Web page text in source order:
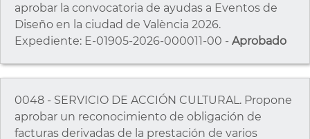
aprobar la convocatoria de ayudas a Eventos de
Diseño en la ciudad de València 2026.
Expediente: E-01905-2026-000011-00 - Aprobado
0048 - SERVICIO DE ACCIÓN CULTURAL. Propone
aprobar un reconocimiento de obligación de
facturas derivadas de la prestación de varios